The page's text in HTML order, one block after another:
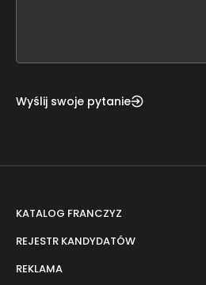
Wyślij swoje pytanie
KATALOG FRANCZYZ
REJESTR KANDYDATÓW
REKLAMA